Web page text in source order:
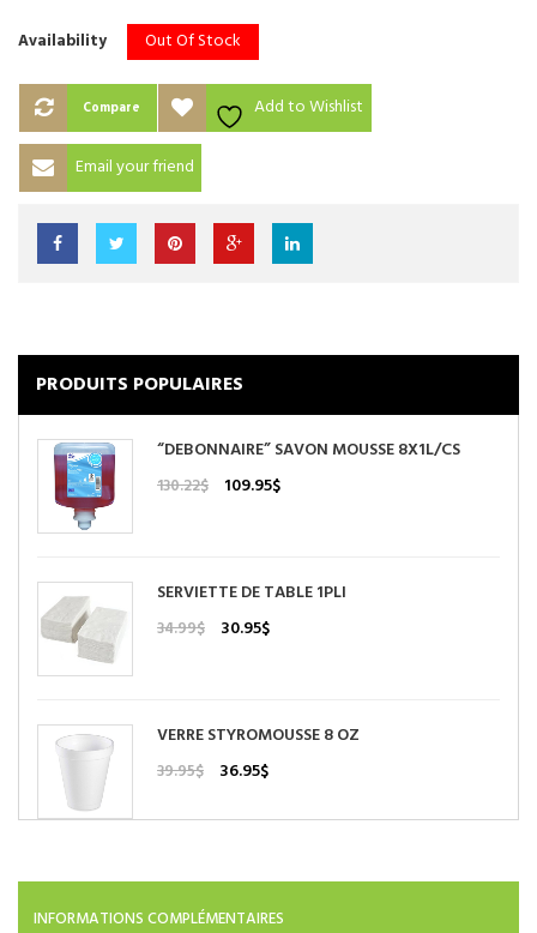
Availability Out Of Stock
Compare Add to Wishlist
Email your friend
PRODUITS POPULAIRES
“DEBONNAIRE” SAVON MOUSSE 8X1L/CS
130.22$
Le
130.22$.
109.95$Le
109.95$.
SERVIETTE DE TABLE 1PLI
34.99$
Le
34.99$.
30.95$Le
30.95$.
VERRE STYROMOUSSE 8 OZ
39.95$
Le
initial
36.95$Le
actuel
INFORMATIONS COMPLÉMENTAIRES